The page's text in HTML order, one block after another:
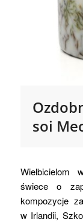
soi
Wielbicielom
świece o
kompozycje
w Irlandii,